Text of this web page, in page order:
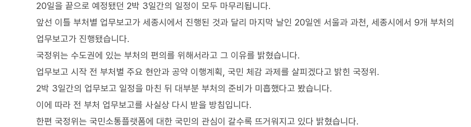
20일을 끝으로 예정됐던 2박 3일간의 일정이 모두 마무리됩니다.
앞선 이틀 부처별 업무보고가 세종시에서 진행된 것과 달리 마지막 날인 20일엔 서울과 과천, 세종시에서 9개 부처의
업무보고가 진행됐습니다.
국정위는 수도권에 있는 부처의 편의를 위해서라고 그 이유를 밝혔습니다.
업무보고 시작 전 부처별 주요 현안과 공약 이행계획, 국민 체감 과제를 살피겠다고 밝힌 국정위.
2박 3일간의 업무보고 일정을 마친 뒤 대부분 부처의 준비가 미흡했다고 봤습니다.
이에 따라 전 부처 업무보고를 사실상 다시 받을 방침입니다.
한편 국정위는 국민소통플랫폼에 대한 국민의 관심이 갈수록 뜨거워지고 있다 밝혔습니다.